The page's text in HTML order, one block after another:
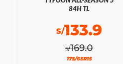
84H TL
S/169.0
S/133.9
175/65R15